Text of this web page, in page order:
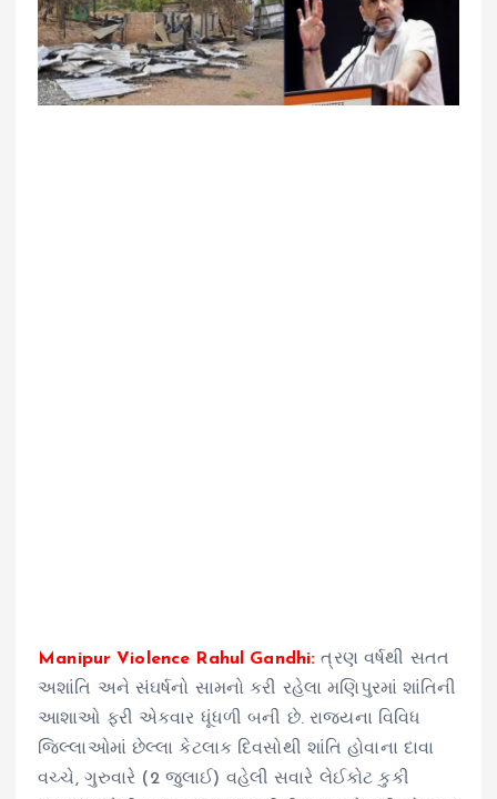
Manipur Violence Rahul Gandhi: ત્રણ વર્ષથી સતત
અશાંતિ અને સંઘર્ષનો સામનો કરી રહેલા મણિપુરમાં શાંતિની
આશાઓ ફરી એકવાર ધૂંધળી બની છે. રાજ્યના વિવિધ
જિલ્લાઓમાં છેલ્લા કેટલાક દિવસોથી શાંતિ હોવાના દાવા
વચ્ચે, ગુરુવારે (2 જુલાઈ) વહેલી સવારે લેઈકોટ કુકી